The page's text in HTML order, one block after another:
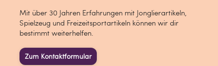
Mit über 30 Jahren Erfahrungen mit Jonglierartikeln,
Spielzeug und Freizeitsportartikeln können wir dir
bestimmt weiterhelfen.
Zum Kontaktformular